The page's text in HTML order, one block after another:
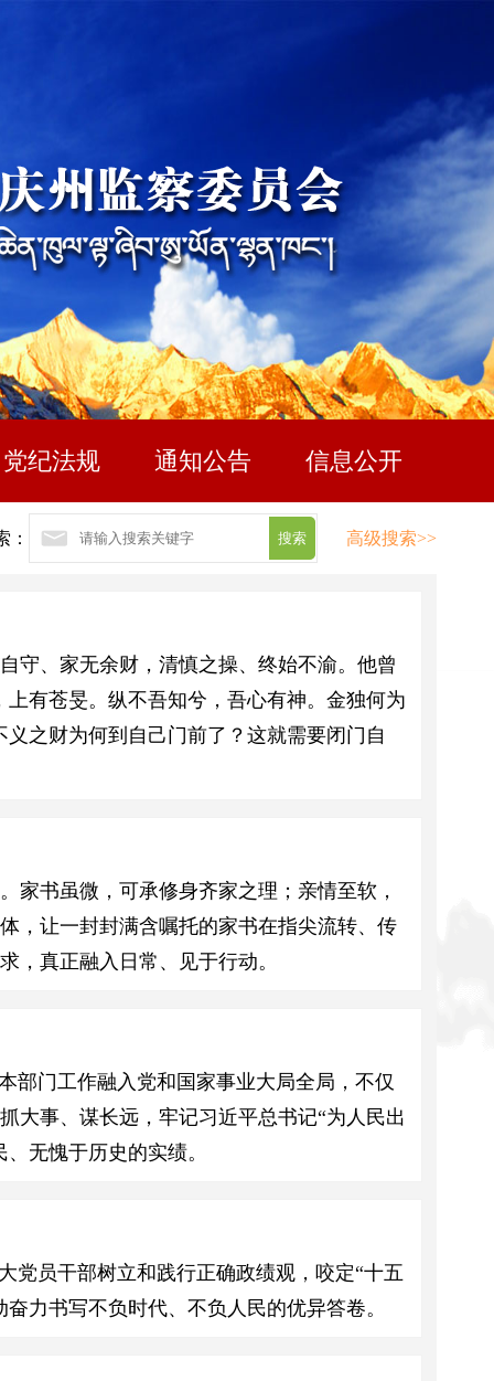
党纪法规 通知公告 信息公开
： 高级搜索>>
守、家无余财，清慎之操、终始不渝。他曾
有苍旻。纵不吾知兮，吾心有神。金独何为
之财为何到自己门前了？这就需要闭门自
书虽微，可承修身齐家之理；亲情至软，
，让一封封满含嘱托的家书在指尖流转、传
，真正融入日常、见于行动。
部门工作融入党和国家事业大局全局，不仅
大事、谋长远，牢记习近平总书记“为人民出
无愧于历史的实绩。
党员干部树立和践行正确政绩观，咬定“十五
力书写不负时代、不负人民的优异答卷。